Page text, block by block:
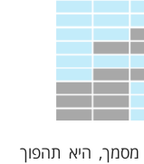
היא תהפוך